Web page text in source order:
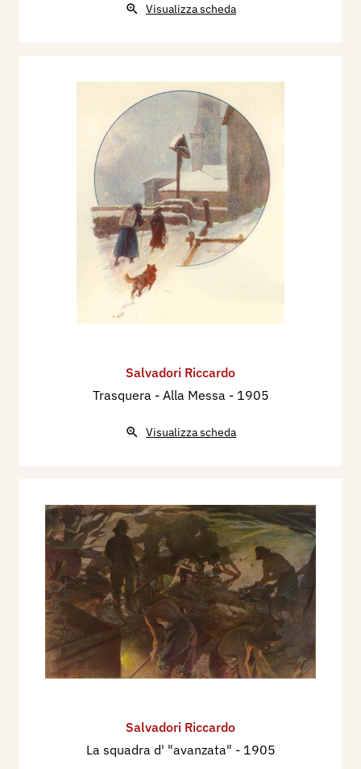
Visualizza scheda
Salvadori Riccardo
Trasquera - Alla Messa - 1905
Visualizza scheda
Salvadori Riccardo
La squadra d' "avanzata" - 1905